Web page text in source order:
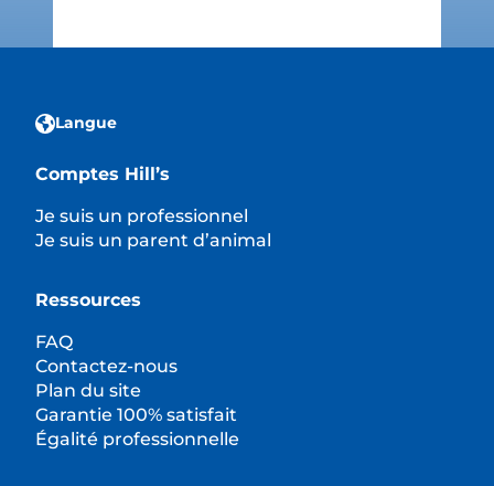
Langue
Comptes Hill’s
Je suis un professionnel
Je suis un parent d’animal
Ressources
FAQ
Contactez-nous
Plan du site
Garantie 100% satisfait
Égalité professionnelle